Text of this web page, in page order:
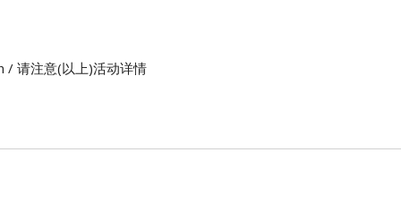
请注意(以上)活动详情